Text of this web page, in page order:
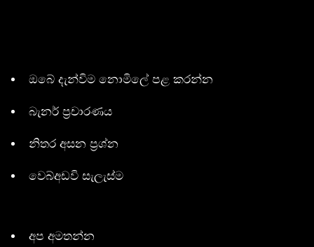
ඔබේ දැන්විම නොමිලේ පළ කරන්න
බැනර් ප්‍රචාරණය
නිතර අසන ප්‍රශ්න
වෙබ්අඩවි සැලැස්ම
අප අමතන්න